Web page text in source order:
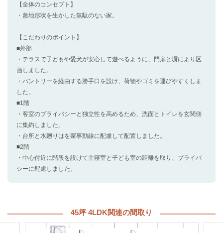
【全体のコンセプト】
・敷地形状を生かした無駄のない家。
【こだわりのポイント】
■外部
・テラスで子どもや愛犬が安心して遊べるように、門扉と塀により区
画しました。
・パントリーを経由する勝手口を設け、荷物やゴミを運びやすくしま
した。
■1階
・客室のプライバシーと独立性を高めるため、洗面とトイレを玄関側
に集約しました。
・台所と水廻りはを家事動線に配慮して配置しました。
■2階
・中心付近に階段を設けて主寝室と子ども室の距離を取り、プライバ
シーに配慮しました。
45坪 4LDK関連の間取り